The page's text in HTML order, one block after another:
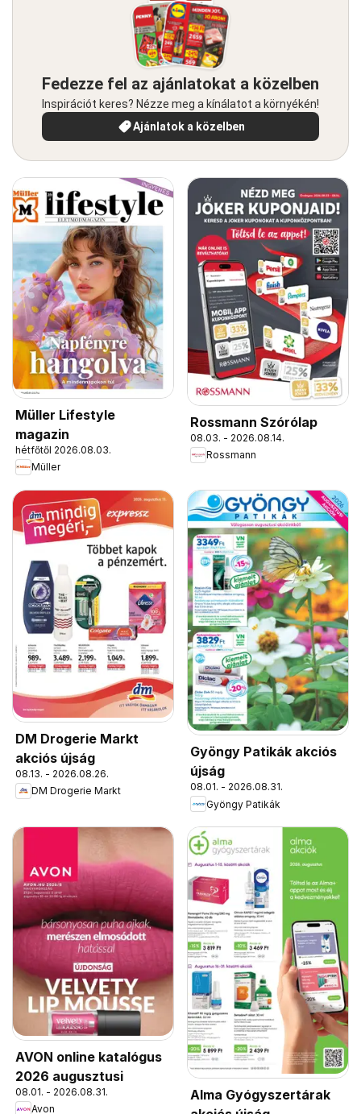
Fedezze fel az ajánlatokat a közelben
Inspirációt keres? Nézze meg a kínálatot a környékén!
Ajánlatok a közelben
Müller Lifestyle
magazin
hétfőtől 2026.08.03.
Müller
Rossmann Szórólap
08.03. - 2026.08.14.
Rossmann
DM Drogerie Markt
akciós újság
08.13. - 2026.08.26.
DM Drogerie Markt
Gyöngy Patikák akciós
újság
08.01. - 2026.08.31.
Gyöngy Patikák
AVON online katalógus
2026 augusztusi
08.01. - 2026.08.31.
Avon
Alma Gyógyszertárak